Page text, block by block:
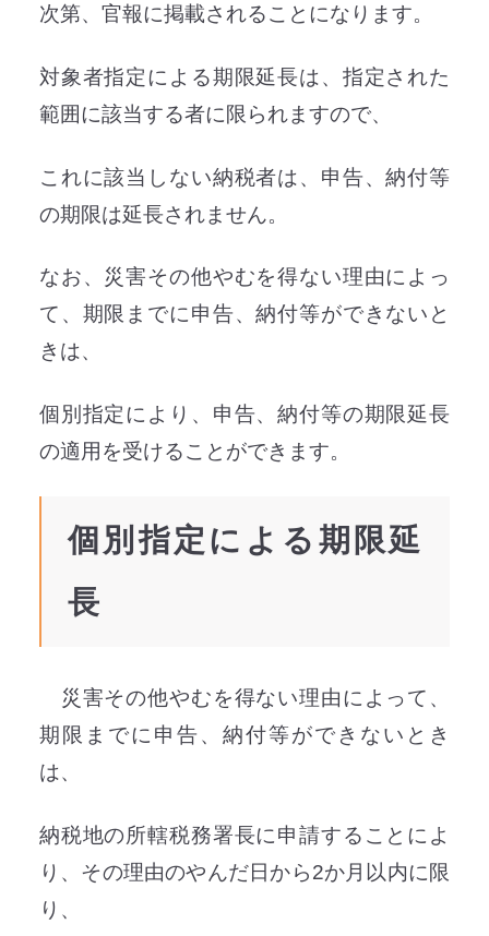
次第、官報に掲載されることになります。
対象者指定による期限延長は、指定された
範囲に該当する者に限られますので、
これに該当しない納税者は、申告、納付等
の期限は延長されません。
なお、災害その他やむを得ない理由によっ
て、期限までに申告、納付等ができないと
きは、
個別指定により、申告、納付等の期限延長
の適用を受けることができます。
個別指定による期限延
長
災害その他やむを得ない理由によって、
期限までに申告、納付等ができないとき
は、
納税地の所轄税務署長に申請することによ
り、その理由のやんだ日から2か月以内に限
り、